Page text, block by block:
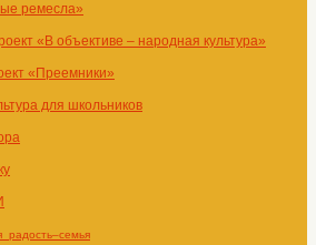
ремесла»
«В объективе – народная культура»
«Преемники»
для школьников